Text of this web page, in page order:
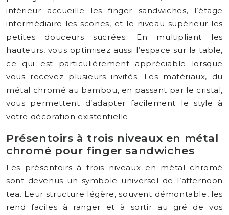
inférieur accueille les finger sandwiches, l’étage
intermédiaire les scones, et le niveau supérieur les
petites douceurs sucrées. En multipliant les
hauteurs, vous optimisez aussi l’espace sur la table,
ce qui est particulièrement appréciable lorsque
vous recevez plusieurs invités. Les matériaux, du
métal chromé au bambou, en passant par le cristal,
vous permettent d’adapter facilement le style à
votre décoration existentielle.
Présentoirs à trois niveaux en métal
chromé pour finger sandwiches
Les présentoirs à trois niveaux en métal chromé
sont devenus un symbole universel de l’afternoon
tea. Leur structure légère, souvent démontable, les
rend faciles à ranger et à sortir au gré de vos